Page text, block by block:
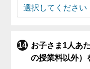
お子さま1人あ
の授業料以外）